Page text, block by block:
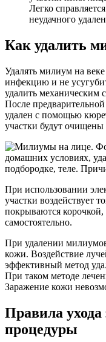
Легко
неудачного
Как удалить
Удалять милиум на
инфекцию и не
удалить механическим
После
удален с помощью
участки будут
При использовании
участки воздействует
покрываются корочкой,
самостоятельно.
При удалении
кожи. Воздействие
эффективный метод
При таком методе
Заражение кожи
Правила ухода
процедуры